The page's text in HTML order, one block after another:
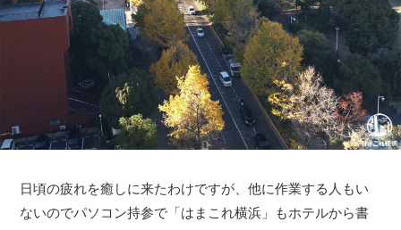
日頃の疲れを癒しに来たわけですが、他に作業する人もい
ないのでパソコン持参で「はまこれ横浜」もホテルから書